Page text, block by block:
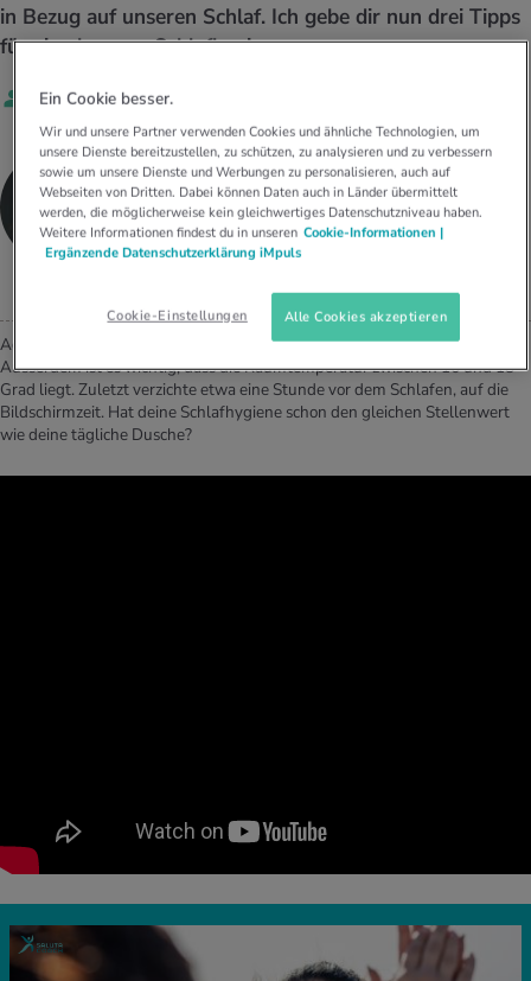
& Intoleranzen
THEMEN IM BEREICH ERNÄHRUNG
THEMEN IM BEREICH BEWEGUNG
Kalorienverbrauch berechnen
THEMEN IM BEREICH ENTSPANNUNG
Glücklich sein
Wissen
THEMEN IM BEREICH MEDIZIN
THEMEN IM BEREICH SERVICES
Angebote
Tools, Test & Quizze
in Bezug auf unseren Schlaf. Ich gebe dir nun drei Tipps
für eine bessere Schlafhygiene.
Von Céline Lang
Céline Lang
PERSONAL HEALTH COACH BEI DER SALUTACOACH
AG
Achte darauf, dass du regelmässige Einschlaf- und Aufwachzeiten hast.
Ausserdem ist es wichtig, dass die Raumtemperatur zwischen 16 und 18
Grad liegt. Zuletzt verzichte etwa eine Stunde vor dem Schlafen, auf die
Bildschirmzeit. Hat deine Schlafhygiene schon den gleichen Stellenwert
wie deine tägliche Dusche?
Ein Cookie besser.
Wir und unsere Partner verwenden Cookies und ähnliche Technologien, um
unsere Dienste bereitzustellen, zu schützen, zu analysieren und zu verbessern
sowie um unsere Dienste und Werbungen zu personalisieren, auch auf
Webseiten von Dritten. Dabei können Daten auch in Länder übermittelt
werden, die möglicherweise kein gleichwertiges Datenschutzniveau haben.
Weitere Informationen findest du in unseren Cookie-Informationen |
Ergänzende Datenschutzerklärung iMpuls
Cookie-Einstellungen Alle Cookies akzeptieren